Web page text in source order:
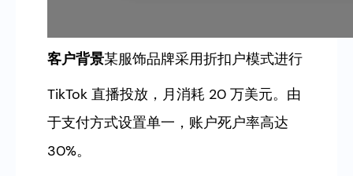
客户背景某服饰品牌采用折扣户模式进行
TikTok 直播投放，月消耗 20 万美元。由
于支付方式设置单一，账户死户率高达
30%。